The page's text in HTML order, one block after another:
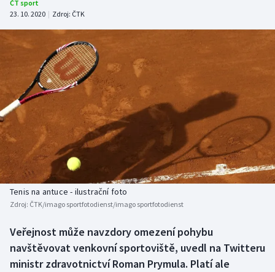
DALŠÍ SPORTY
Americký fotbal
Baseball a softbal
Basketbal
Biatlon
Boby a skeleton
Box
Curling
NEPŘEHLÉDNĚTE
Soutěže
Historické návraty
Aplikace ČT sport
AZ kvíz
ČT sport
23. 10. 2020 | Zdroj: ČTK
Tenis na antuce - ilustrační foto
Zdroj: ČTK/imago sportfotodienst/imago sportfotodienst
Veřejnost může navzdory omezení pohybu
navštěvovat venkovní sportoviště, uvedl na Twitteru
ministr zdravotnictví Roman Prymula. Platí ale